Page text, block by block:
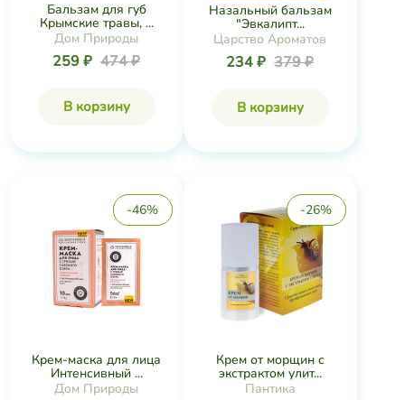
Бальзам для губ
Крымские травы, ...
Дом Природы
259 ₽ 474 ₽
В корзину
Назальный бальзам
"Эвкалипт...
Царство Ароматов
234 ₽ 379 ₽
В корзину
-46%
Крем-маска для лица
Интенсивный ...
Дом Природы
-26%
Крем от морщин с
экстрактом улит...
Пантика